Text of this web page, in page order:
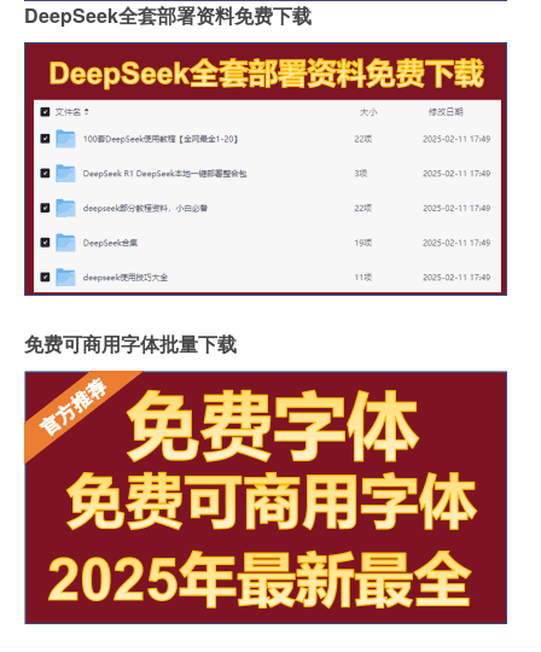
DeepSeek全套部署资料免费下载
免费可商用字体批量下载